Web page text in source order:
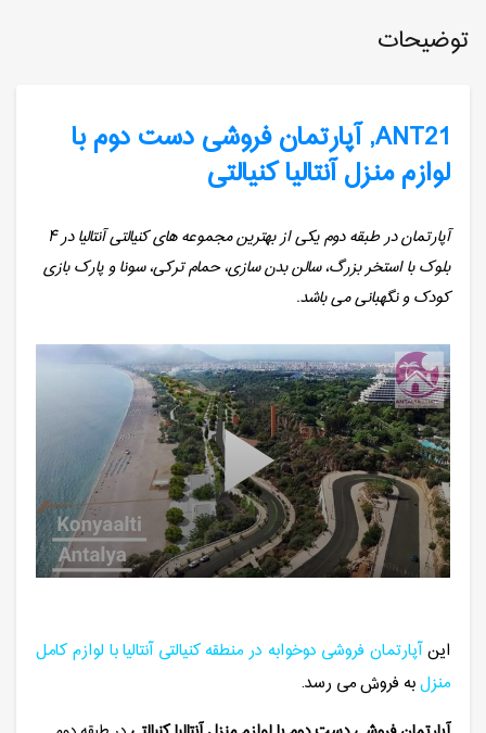
توضیحات
ANT21, آپارتمان فروشی دست دوم با
لوازم منزل آنتالیا کنیالتی
آپارتمان در طبقه دوم یکی از بهترین مجموعه های کنیالتی آنتالیا در ۴
بلوک با استخر بزرگ، سالن بدن سازی، حمام ترکی، سونا و پارک بازی
کودک و نگهبانی می باشد.
اینآپارتمان فروشی دوخوابه در منطقه کنیالتی آنتالیا با لوازم کامل
منزلبه فروش می رسد.